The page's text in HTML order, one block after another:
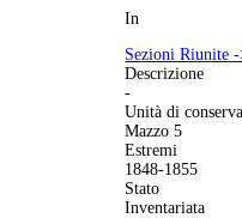
In
Sezioni Riunite
Descrizione
-
Unità di
Mazzo 5
Estremi
1848-1855
Stato
Inventariata